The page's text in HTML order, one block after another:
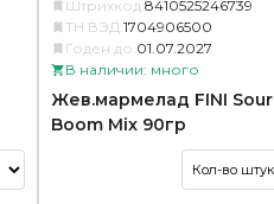
Штрихкод: 8410525246739
ТН ВЭД: 1704906500
Годен до: 01.07.2027
В наличии: много
Жев.мармелад FINI Sour
Boom Mix 90гр